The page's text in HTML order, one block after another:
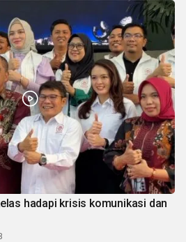
hadapi krisis komunikasi dan